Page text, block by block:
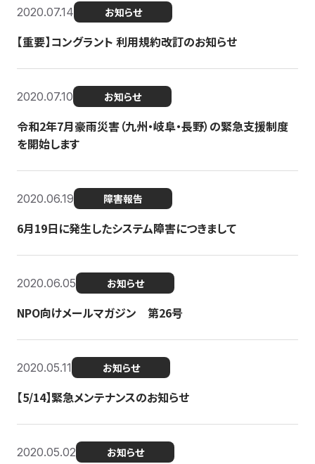
2020.07.14 お知らせ
【重要】コングラント 利用規約改訂のお知らせ
2020.07.10 お知らせ
令和2年7月豪雨災害（九州・岐阜・長野）の緊急支援制度
を開始します
2020.06.19 障害報告
6月19日に発生したシステム障害につきまして
2020.06.05 お知らせ
NPO向けメールマガジン 第26号
2020.05.11 お知らせ
【5/14】緊急メンテナンスのお知らせ
2020.05.02 お知らせ